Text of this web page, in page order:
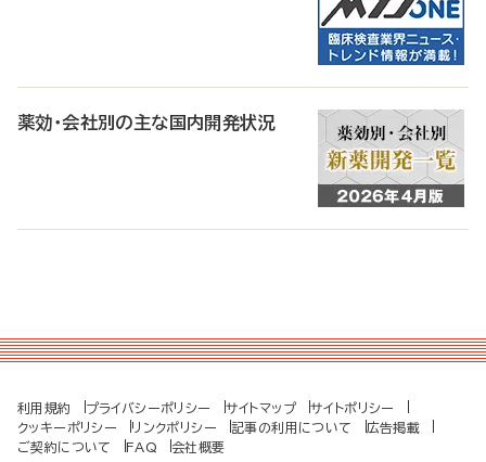
薬効・会社別の主な国内開発状況
利用規約 プライバシーポリシー サイトマップ
サイトポリシー
クッキーポリシー
リンクポリシー 記事の利用について
広告掲載
ご契約について
FAQ 会社概要